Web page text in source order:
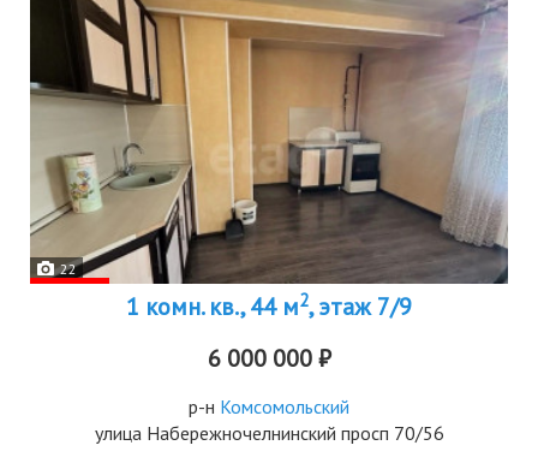
22
1 комн. кв., 44 м2, этаж 7/9
6 000 000 ₽
р-н Комсомольский
улица Набережночелнинский просп 70/56